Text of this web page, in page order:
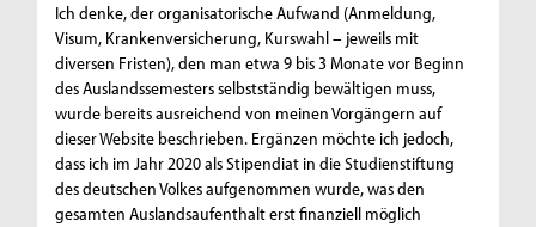
Ich denke, der organisatorische Aufwand (Anmeldung,
Visum, Krankenversicherung, Kurswahl – jeweils mit
diversen Fristen), den man etwa 9 bis 3 Monate vor Beginn
des Auslandssemesters selbstständig bewältigen muss,
wurde bereits ausreichend von meinen Vorgängern auf
dieser Website beschrieben. Ergänzen möchte ich jedoch,
dass ich im Jahr 2020 als Stipendiat in die Studienstiftung
des deutschen Volkes aufgenommen wurde, was den
gesamten Auslandsaufenthalt erst finanziell möglich